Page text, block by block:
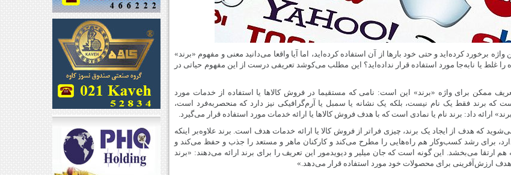
واژه برخورد کرده‌اید و حتی خود بارها از آن استفاده کرده‌اید، اما آیا واقعا می‌دانید معنی و مفهوم «برند»
غلط یا نابه‌جا مورد استفاده قرار نداده‌اید؟ این مطلب می‌کوشد تعریفی درست از این مفهوم حیاتی در
ممکن برای واژه «برند» این است: نامی که مستقیما در فروش کالاها یا استفاده از خدمات مورد
که برند فقط یک نام نیست، بلکه یک نشانه یا سمبل یا آرم‌گرافیکی نیز دارد که منحصربه‌فرد است،
ارائه داد: برند نام یا نمادی است که با هدف فروش کالاها یا ارائه خدمات مورد استفاده قرار می‌گیرد.
که هدف از ایجاد یک برند، چیزی فراتر از فروش کالا یا ارائه خدمات هدف است. برند علاوه‌بر اینکه
برای رشد کسب‌و‌کار هم راه‌هایی را مطرح می‌کند و کارکنان ماهر و مستعد را جذب و حفظ می‌کند و
ارتقا می‌بخشد. این گونه است که جان میلیر و دیویدمور این تعریف را برای برند ارائه می‌دهند: «برند
هدف ارزش‌آفرینی برای محصولات خود مورد استفاده قرار می‌دهد.»